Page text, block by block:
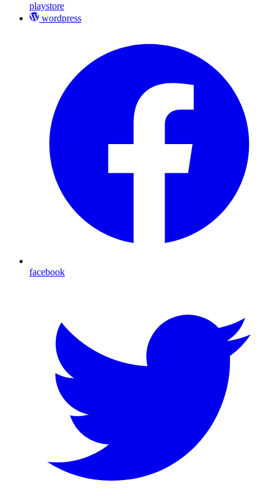
playstore
wordpress
facebook